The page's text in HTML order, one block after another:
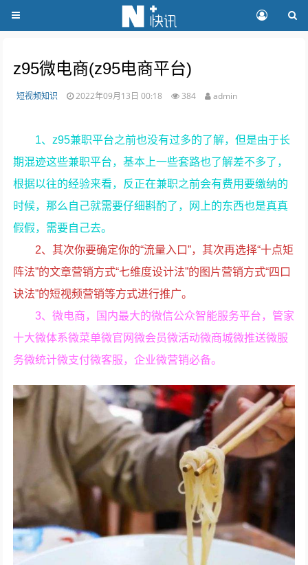
z95微电商(z95电商平台)
短视频知识 2022年09月13日 00:18 384 admin
1、z95兼职平台之前也没有过多的了解，但是由于长
期混迹这些兼职平台，基本上一些套路也了解差不多了，
根据以往的经验来看，反正在兼职之前会有费用要缴纳的
时候，那么自己就需要仔细斟酌了，网上的东西也是真真
假假，需要自己去。
2、其次你要确定你的“流量入口”，其次再选择“十点矩
阵法”的文章营销方式“七维度设计法”的图片营销方式“四口
诀法”的短视频营销等方式进行推广。
3、微电商，国内最大的微信公众智能服务平台，管家
十大微体系微菜单微官网微会员微活动微商城微推送微服
务微统计微支付微客服，企业微营销必备。